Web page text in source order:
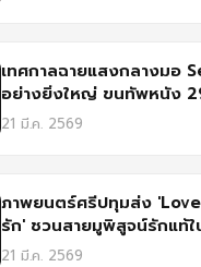
เทศกาลฉายแสงกลางมอ
อย่างยิ่งใหญ่ ขนทัพหนัง
แจ้งที่ศรีปทุม
21 มี.ค. 2569
ภาพยนตร์ศรีปทุมส่ง
รัก' ชวนสายมูพิสูจน์รักแท้ใ
แสงกางมอ ครั้งที่ 3
21 มี.ค. 2569